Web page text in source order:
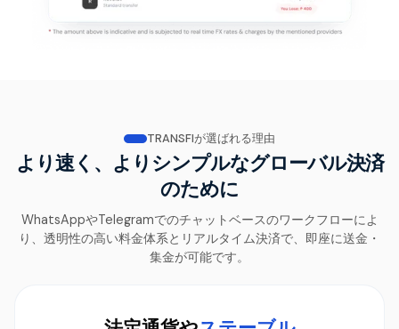
TRANSFIが選ばれる理由
より速く、よりシンプルなグローバル決済
のために
WhatsAppやTelegramでのチャットベースのワークフローによ
り、透明性の高い料金体系とリアルタイム決済で、即座に送金・
集金が可能です。